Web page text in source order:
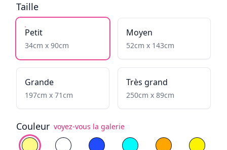
Taille
Petit
34cm x 90cm
Moyen
52cm x 143cm
Grande
197cm x 71cm
Très grand
250cm x 89cm
Couleur voyez-vous la galerie
Choisissez la couleur
Blanc ChaudBlanc FroidBleu Cyan Jaune
Yellow